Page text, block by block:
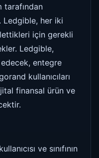
tarafından
Ledgible, her iki
için gerekli
Ledgible,
edecek, entegre
kullanıcıları
finansal ürün ve
ve sınıfının